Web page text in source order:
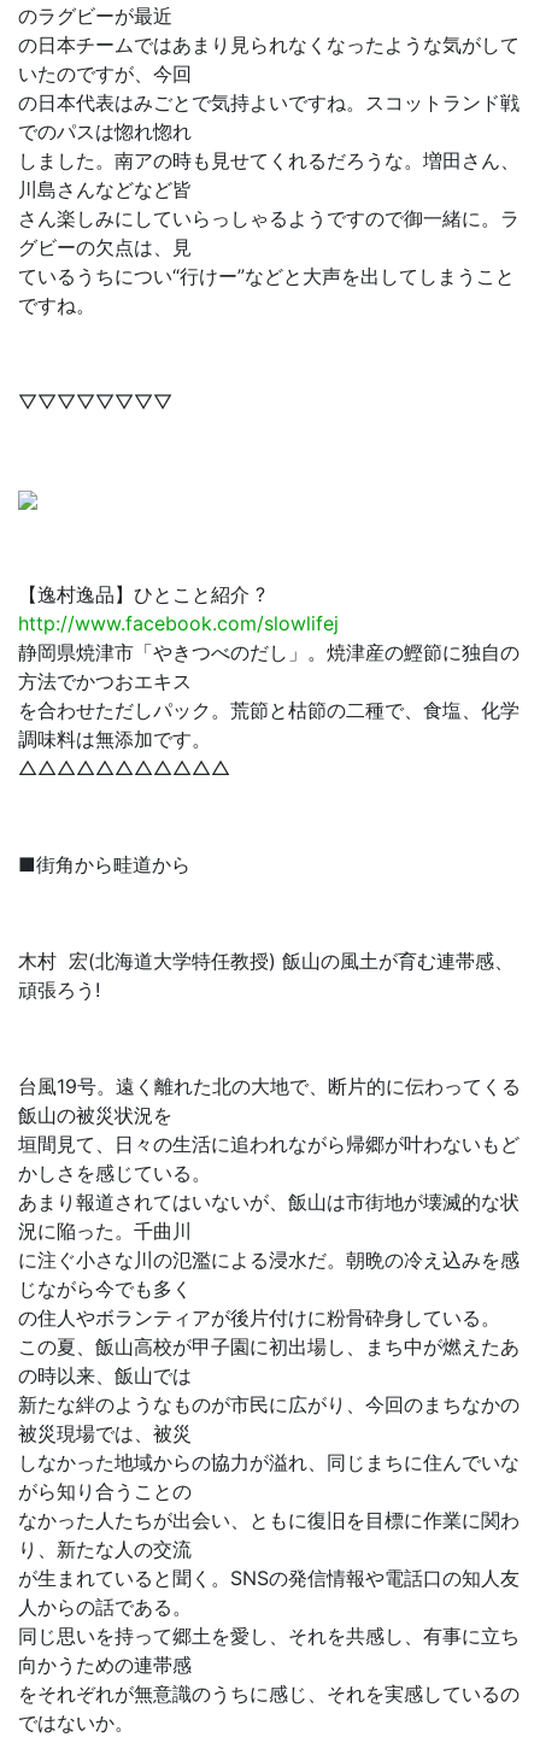
のラグビーが最近
の日本チームではあまり見られなくなったような気がして
いたのですが、今回
の日本代表はみごとで気持よいですね。スコットランド戦
でのパスは惚れ惚れ
しました。南アの時も見せてくれるだろうな。増田さん、
川島さんなどなど皆
さん楽しみにしていらっしゃるようですので御一緒に。ラ
グビーの欠点は、見
ているうちについ“行けー”などと大声を出してしまうこと
ですね。
▽▽▽▽▽▽▽▽
【逸村逸品】ひとこと紹介 ?
http://www.facebook.com/slowlifej
静岡県焼津市「やきつべのだし」。焼津産の鰹節に独自の
方法でかつおエキス
を合わせただしパック。荒節と枯節の二種で、食塩、化学
調味料は無添加です。
△△△△△△△△△△△
■街角から畦道から
木村 宏(北海道大学特任教授) 飯山の風土が育む連帯感、
頑張ろう!
台風19号。遠く離れた北の大地で、断片的に伝わってくる
飯山の被災状況を
垣間見て、日々の生活に追われながら帰郷が叶わないもど
かしさを感じている。
あまり報道されてはいないが、飯山は市街地が壊滅的な状
況に陥った。千曲川
に注ぐ小さな川の氾濫による浸水だ。朝晩の冷え込みを感
じながら今でも多く
の住人やボランティアが後片付けに粉骨砕身している。
この夏、飯山高校が甲子園に初出場し、まち中が燃えたあ
の時以来、飯山では
新たな絆のようなものが市民に広がり、今回のまちなかの
被災現場では、被災
しなかった地域からの協力が溢れ、同じまちに住んでいな
がら知り合うことの
なかった人たちが出会い、ともに復旧を目標に作業に関わ
り、新たな人の交流
が生まれていると聞く。SNSの発信情報や電話口の知人友
人からの話である。
同じ思いを持って郷土を愛し、それを共感し、有事に立ち
向かうための連帯感
をそれぞれが無意識のうちに感じ、それを実感しているの
ではないか。